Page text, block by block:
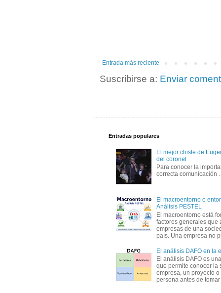
Entrada más reciente
Suscribirse a: Enviar
Entradas populares
El mejor chiste de
del coronel
Para conocer la
correcta
El macroentorno o
Análisis PESTEL
El macroentorno está
factores generales que
empresas de una
país. Una empresa no
El análisis DAFO en la
El análisis DAFO es
que permite conocer la
empresa, un proyecto
persona antes de